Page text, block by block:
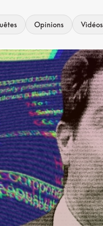
Opinions Vidéos